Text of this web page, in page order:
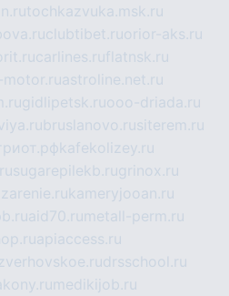
tochkazvuka.msk.ru
clubtibet.ruorior-aks.ru
carlines.ruflatnsk.ru
astroline.net.ru
gidlipetsk.ruooo-driada.ru
bruslanovo.rusiterem.ru
kafekolizey.ru
sugarepilekb.rugrinox.ru
kameryjooan.ru
aid70.ru metall-perm.ru
apiaccess.ru
drsschool.ru
medikijob.ru